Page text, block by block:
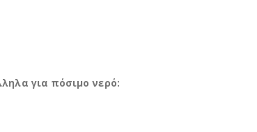
για πόσιμο νερό: